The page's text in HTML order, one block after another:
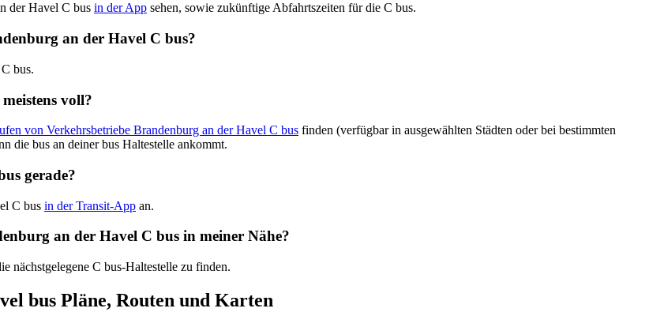
der Havel C bus in der App sehen, sowie zukünftige Abfahrtszeiten für die C bus.
an der Havel C bus?
bus.
voll?
von Verkehrsbetriebe Brandenburg an der Havel C bus finden (verfügbar in ausgewählten Städten oder bei bestimmten
die bus an deiner bus Haltestelle ankommt.
gerade?
C bus in der Transit-App an.
an der Havel C bus in meiner Nähe?
nächstgelegene C bus-Haltestelle zu finden.
bus Pläne, Routen und Karten